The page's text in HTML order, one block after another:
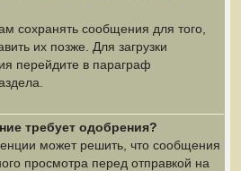
сохранять сообщения для того,
их позже. Для загрузки
перейдите в параграф
требует одобрения?
может решить, что сообщения
просмотра перед отправкой на